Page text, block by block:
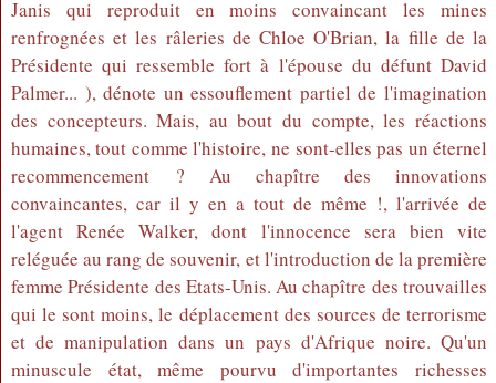
Janis qui reproduit en moins convaincant les mines
renfrognées et les râleries de Chloe O'Brian, la fille de la
Présidente qui ressemble fort à l'épouse du défunt David
Palmer... ), dénote un essouflement partiel de l'imagination
des concepteurs. Mais, au bout du compte, les réactions
humaines, tout comme l'histoire, ne sont-elles pas un éternel
recommencement ? Au chapître des innovations
convaincantes, car il y en a tout de même !, l'arrivée de
l'agent Renée Walker, dont l'innocence sera bien vite
reléguée au rang de souvenir, et l'introduction de la première
femme Présidente des Etats-Unis. Au chapître des trouvailles
qui le sont moins, le déplacement des sources de terrorisme
et de manipulation dans un pays d'Afrique noire. Qu'un
minuscule état, même pourvu d'importantes richesses